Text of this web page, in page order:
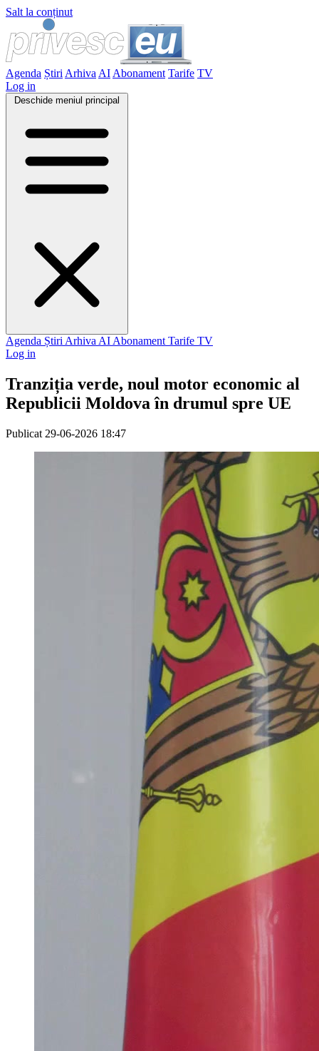
Salt la conținut
Agenda Știri Arhiva AI Abonament Tarife TV
Log in
Deschide meniul principal
Agenda Știri Arhiva AI Abonament Tarife TV
Log in
Tranziția verde, noul motor economic al
Republicii Moldova în drumul spre UE
Publicat 29-06-2026 18:47